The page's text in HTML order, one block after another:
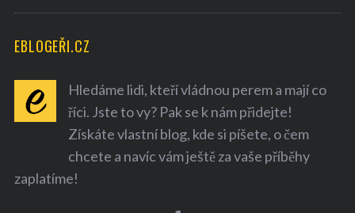
EBLOGEŘI.CZ
Hledáme lidi, kteří vládnou perem a mají co
říci. Jste to vy? Pak se k nám přidejte!
Získáte vlastní blog, kde si píšete, o čem
chcete a navíc vám ještě za vaše příběhy
zaplatíme!